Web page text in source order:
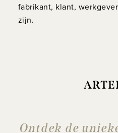
fabrikant, klant,
zijn.
Ontdek de